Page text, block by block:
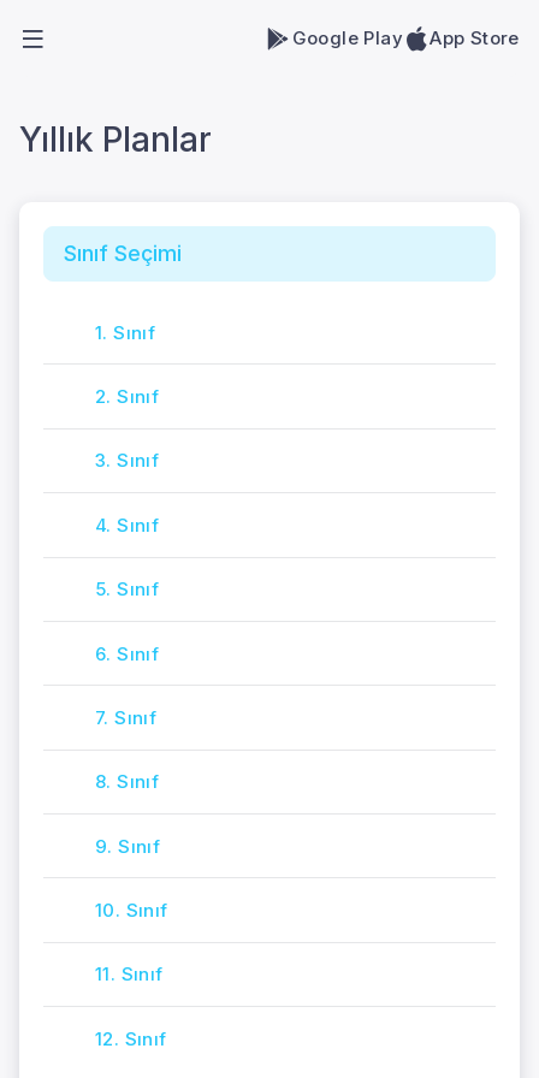
Google Play App Store
Yıllık Planlar
Sınıf Seçimi
1. Sınıf
2. Sınıf
3. Sınıf
4. Sınıf
5. Sınıf
6. Sınıf
7. Sınıf
8. Sınıf
9. Sınıf
10. Sınıf
11. Sınıf
12. Sınıf